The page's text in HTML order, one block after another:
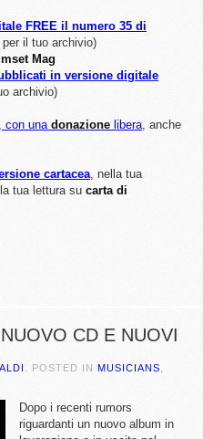
FREE il numero 35 di
il tuo archivio)
Mag
in versione digitale
archivio)
, con una donazione libera, anche
cartacea, nella tua
tua lettura su carta di
CD E NUOVI
. POSTED IN MUSICIANS
Dopo i recenti rumors
riguardanti un nuovo album in